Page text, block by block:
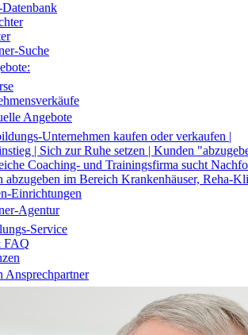
Suche
Angebote
Unternehmen kaufen oder verkaufen |
| Sich zur Ruhe setzen | Kunden
Coaching- und Trainingsfirma sucht
abzugeben im Bereich Krankenhäuser, Reha-
Einrichtungen
Agentur
Service
FAQ
Ansprechpartner